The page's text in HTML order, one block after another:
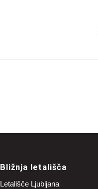
Bližnja letališča
Letališče Ljubljana